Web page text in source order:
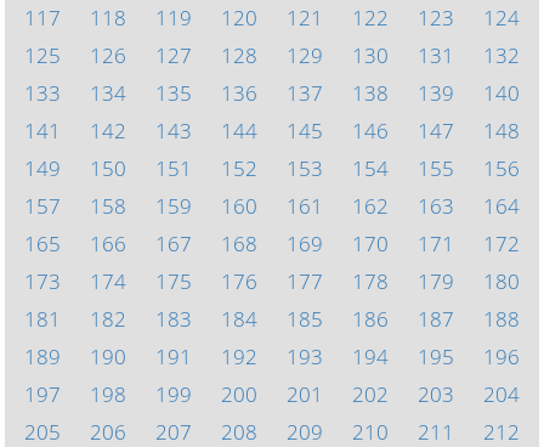
117
118 119 120 121 122 123
124
125
126 127 128 129 130 131
132
133
134 135 136 137 138 139
140
141
142 143 144 145 146 147
148
149
150 151 152 153 154 155
156
157
158 159 160 161 162 163
164
165
166 167 168 169 170 171
172
173
174 175 176 177 178 179
180
181
182 183 184 185 186 187
188
189
190 191 192 193 194 195
196
197
198 199 200 201 202 203
204
205
206 207 208 209 210 211
212